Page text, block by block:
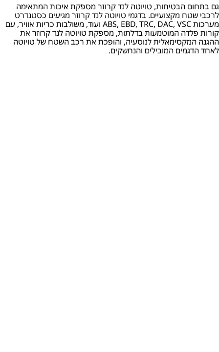
גם בתחום הבטיחות, טויוטה לנד קרוזר מספקת איכות המתאימה
לרכבי שטח מקצועיים. בדגמי טויוטה לנד קרוזר מגיעים כסטנדרט
מערכות ABS, EBD, TRC, DAC, VSC ועוד, משולבות כריות אוויר, עם
קורות פלדה המוטמעות בדלתות, מספקת טויוטה לנד קרוזר את
ההגנה המקסימאלית לנוסעיה, והופכת את רכב השטח של טויוטה
לאחד הדגמים המובילים והנחשקים.